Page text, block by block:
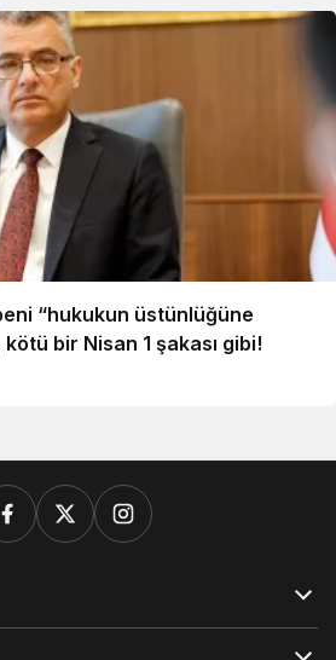
“hukukun üstünlüğüne
kötü bir Nisan 1 şakası gibi!